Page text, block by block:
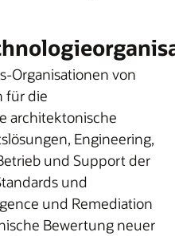
von
für die
architektonische
Engineering,
und Support der
und
und Remediation
Bewertung neuer